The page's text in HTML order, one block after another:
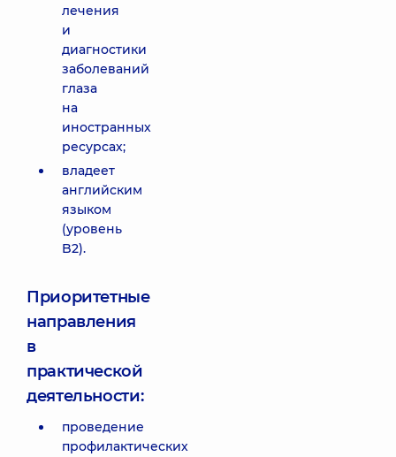
лечения
и
диагностики
заболеваний
глаза
на
иностранных
ресурсах;
владеет
английским
языком
(уровень
B2).
Приоритетные
направления
в
практической
деятельности:
проведение
профилактических